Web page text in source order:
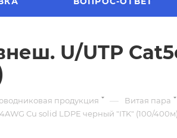
U/UTP
продукция — Витая пара
Cu solid LDPE черный "ITK" (100/400м)